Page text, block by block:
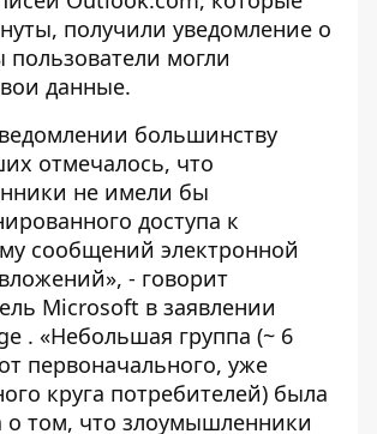
получили уведомление о
пользователи могли
данные.
большинству
отмечалось, что
не имели бы
доступа к
сообщений электронной
- говорит
Microsoft в заявлении
. «Небольшая группа (~ 6
первоначального, уже
круга потребителей) была
о том, что злоумышленники